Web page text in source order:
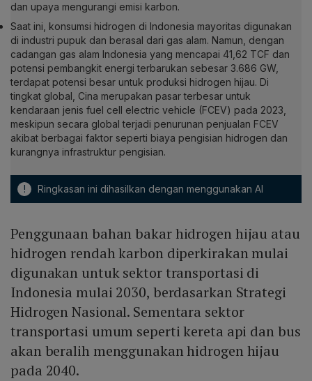
dan upaya mengurangi emisi karbon.
Saat ini, konsumsi hidrogen di Indonesia mayoritas digunakan
di industri pupuk dan berasal dari gas alam. Namun, dengan
cadangan gas alam Indonesia yang mencapai 41,62 TCF dan
potensi pembangkit energi terbarukan sebesar 3.686 GW,
terdapat potensi besar untuk produksi hidrogen hijau. Di
tingkat global, Cina merupakan pasar terbesar untuk
kendaraan jenis fuel cell electric vehicle (FCEV) pada 2023,
meskipun secara global terjadi penurunan penjualan FCEV
akibat berbagai faktor seperti biaya pengisian hidrogen dan
kurangnya infrastruktur pengisian.
! Ringkasan ini dihasilkan dengan menggunakan AI
Penggunaan bahan bakar hidrogen hijau atau
hidrogen rendah karbon diperkirakan mulai
digunakan untuk sektor transportasi di
Indonesia mulai 2030, berdasarkan Strategi
Hidrogen Nasional. Sementara sektor
transportasi umum seperti kereta api dan bus
akan beralih menggunakan hidrogen hijau
pada 2040.